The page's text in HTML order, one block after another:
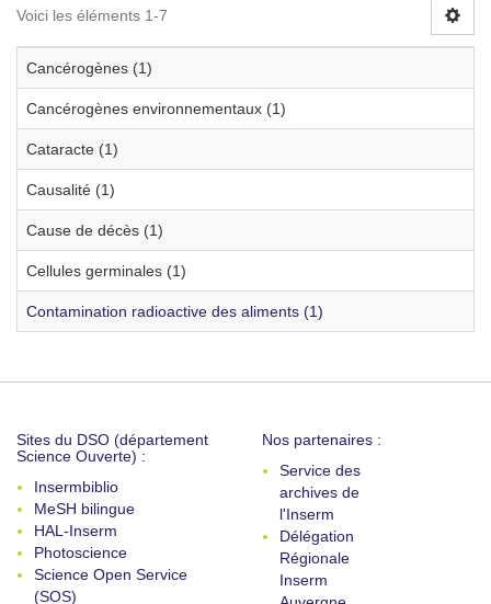
Voici les éléments 1-7
Cancérogènes (1)
Cancérogènes environnementaux (1)
Cataracte (1)
Causalité (1)
Cause de décès (1)
Cellules germinales (1)
Contamination radioactive des aliments (1)
Sites du DSO (département
Science Ouverte) :
Insermbiblio
MeSH bilingue
HAL-Inserm
Photoscience
Science Open Service
(SOS)
Nos partenaires :
Service des
archives de
l'Inserm
Délégation
Régionale
Inserm